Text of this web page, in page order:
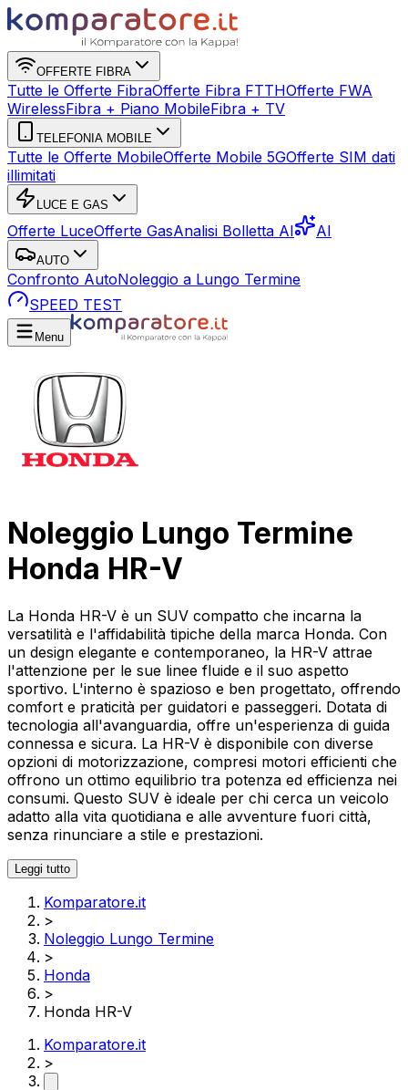
OFFERTE FIBRA
Tutte le Offerte FibraOfferte Fibra FTTHOfferte FWA
WirelessFibra + Piano MobileFibra + TV
TELEFONIA MOBILE
Tutte le Offerte MobileOfferte Mobile 5GOfferte SIM dati
illimitati
LUCE E GAS
Offerte LuceOfferte GasAnalisi Bolletta AI AI
AUTO
Confronto AutoNoleggio a Lungo Termine
SPEED TEST
Menu
Noleggio Lungo Termine
Honda HR-V
La Honda HR-V è un SUV compatto che incarna la
versatilità e l'affidabilità tipiche della marca Honda. Con
un design elegante e contemporaneo, la HR-V attrae
l'attenzione per le sue linee fluide e il suo aspetto
sportivo. L'interno è spazioso e ben progettato, offrendo
comfort e praticità per guidatori e passeggeri. Dotata di
tecnologia all'avanguardia, offre un'esperienza di guida
connessa e sicura. La HR-V è disponibile con diverse
opzioni di motorizzazione, compresi motori efficienti che
offrono un ottimo equilibrio tra potenza ed efficienza nei
consumi. Questo SUV è ideale per chi cerca un veicolo
adatto alla vita quotidiana e alle avventure fuori città,
senza rinunciare a stile e prestazioni.
Leggi tutto
Komparatore.it
>
Noleggio Lungo Termine
>
Honda
>
Honda HR-V
Komparatore.it
>